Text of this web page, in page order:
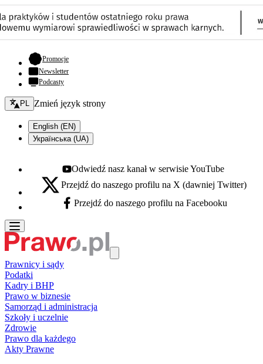
Promocje- otwiera się w nowej karcie
Newsletter
Podcasty
Zmień język - bieżący:
PL Zmień język strony
English (EN)
Українська (UA)
Youtube - otwiera się w nowej karcie
Odwiedź nasz kanał w serwisie YouTube
X - otwiera się w nowej karcie
Przejdź do naszego profilu na X (dawniej Twitter)
Facebook - otwiera się w nowej karcie
Przejdź do naszego profilu na Facebooku
Prawnicy i sądy
Podatki
Kadry i BHP
Prawo w biznesie
Samorząd i administracja
Szkoły i uczelnie
Zdrowie
Prawo dla każdego
Akty Prawne